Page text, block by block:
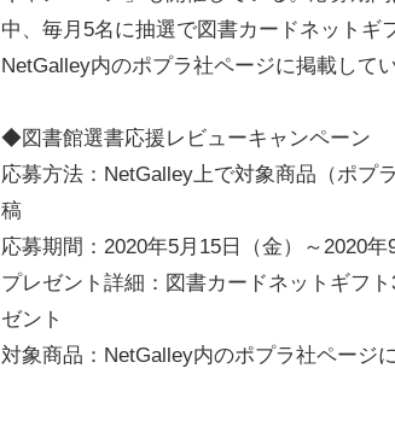
中、毎月5名に抽選で図書カードネットギ
NetGalley内のポプラ社ページに掲載してい
◆図書館選書応援レビューキャンペーン
応募方法：NetGalley上で対象商品（ポプ
稿
応募期間：2020年5月15日（金）～2020年
プレゼント詳細：図書カードネットギフ
ゼント
対象商品：NetGalley内のポプラ社ページ